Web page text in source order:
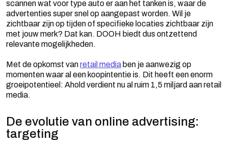
scannen wat voor type auto er aan het tanken is, waar de
advertenties super snel op aangepast worden. Wil je
zichtbaar zijn op tijden of specifieke locaties zichtbaar zijn
met jouw merk? Dat kan. DOOH biedt dus ontzettend
relevante mogelijkheden.
Met de opkomst vanretail media ben je aanwezig op
momenten waar al een koopintentie is. Dit heeft een enorm
groeipotentieel: Ahold verdient nu al ruim 1,5 miljard aan retail
media.
De evolutie van online advertising:
targeting